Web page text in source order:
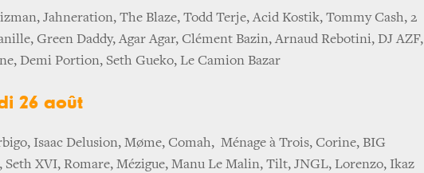
Jahneration, The Blaze, Todd Terje, Acid Kostik, Tommy Cash, 2
Green Daddy, Agar Agar, Clément Bazin, Arnaud Rebotini, DJ AZF,
Demi Portion, Seth Gueko, Le Camion Bazar
26 août
Isaac Delusion, Møme, Comah, Ménage à Trois, Corine, BIG
Seth XVI, Romare, Mézigue, Manu Le Malin, Tilt, JNGL, Lorenzo, Ikaz